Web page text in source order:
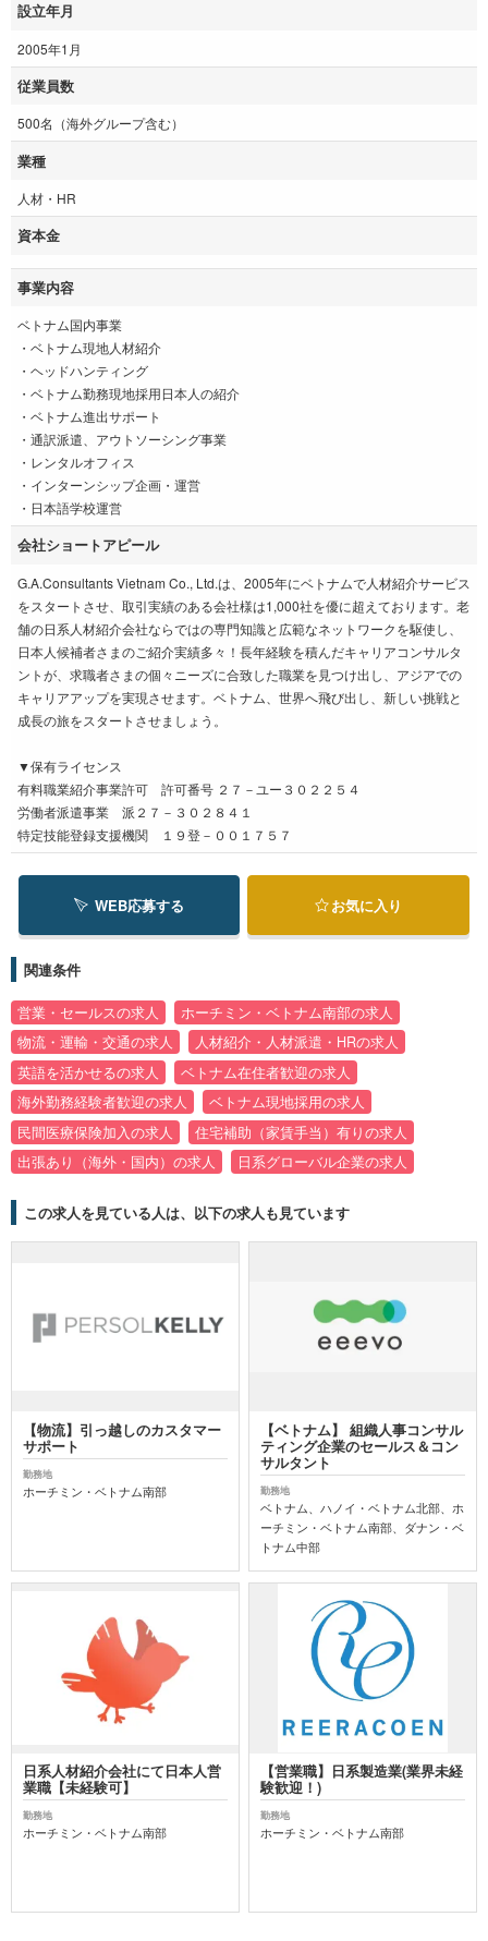
設立年月
2005年1月
従業員数
500名（海外グループ含む）
業種
人材・HR
資本金
事業内容
ベトナム国内事業
・ベトナム現地人材紹介
・ヘッドハンティング
・ベトナム勤務現地採用日本人の紹介
・ベトナム進出サポート
・通訳派遣、アウトソーシング事業
・レンタルオフィス
・インターンシップ企画・運営
・日本語学校運営
会社ショートアピール
G.A.Consultants Vietnam Co., Ltd.は、2005年にベトナムで人材紹介サービス
をスタートさせ、取引実績のある会社様は1,000社を優に超えております。老
舗の日系人材紹介会社ならではの専門知識と広範なネットワークを駆使し、
日本人候補者さまのご紹介実績多々！長年経験を積んだキャリアコンサルタ
ントが、求職者さまの個々ニーズに合致した職業を見つけ出し、アジアでの
キャリアアップを実現させます。ベトナム、世界へ飛び出し、新しい挑戦と
成長の旅をスタートさせましょう。
▼保有ライセンス
有料職業紹介事業許可 許可番号 ２７－ユー３０２２５４
労働者派遣事業 派２７－３０２８４１
特定技能登録支援機関 １９登－００１７５７
WEB応募する お気に入り
関連条件
営業・セールスの求人
ホーチミン・ベトナム南部の求人
物流・運輸・交通の求人
人材紹介・人材派遣・HRの求人
英語を活かせるの求人
ベトナム在住者歓迎の求人
海外勤務経験者歓迎の求人
ベトナム現地採用の求人
民間医療保険加入の求人
住宅補助（家賃手当）有りの求人
出張あり（海外・国内）の求人
日系グローバル企業の求人
この求人を見ている人は、以下の求人も見ています
【物流】引っ越しのカスタマー
サポート
勤務地
ホーチミン・ベトナム南部
【ベトナム】 組織人事コンサル
ティング企業のセールス＆コン
サルタント
勤務地
ベトナム、ハノイ・ベトナム北部、ホ
ーチミン・ベトナム南部、ダナン・ベ
トナム中部
日系人材紹介会社にて日本人営
業職【未経験可】
勤務地
ホーチミン・ベトナム南部
【営業職】日系製造業(業界未経
験歓迎！)
勤務地
ホーチミン・ベトナム南部